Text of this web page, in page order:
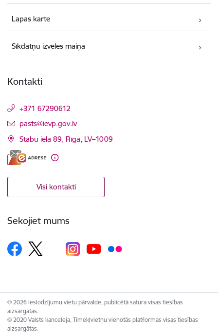
Lapas karte
Sīkdatņu izvēles maiņa
Kontakti
+371 67290612
E-pasts:
pasts@ievp.gov.lv
Stabu iela 89, Rīga, LV–1009
Visi kontakti
Sekojiet mums
© 2026 Ieslodzījumu vietu pārvalde, publicētā satura visas tiesības
aizsargātas.
© 2020 Valsts kanceleja, Tīmekļvietņu vienotās platformas visas tiesības
aizsargātas.